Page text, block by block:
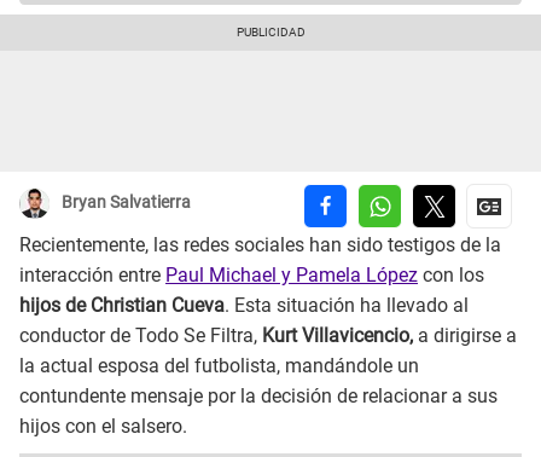
Bryan Salvatierra
Recientemente, las redes sociales han sido testigos de la
interacción entre Paul Michael y Pamela López con los
hijos de Christian Cueva. Esta situación ha llevado al
conductor de Todo Se Filtra, Kurt Villavicencio, a dirigirse a
la actual esposa del futbolista, mandándole un
contundente mensaje por la decisión de relacionar a sus
hijos con el salsero.